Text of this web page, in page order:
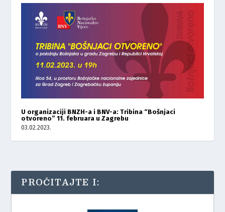
U organizaciji BNZH-a i BNV-a: Tribina “Bošnjaci
otvoreno” 11. februara u Zagrebu
03.02.2023.
PROČITAJTE I: